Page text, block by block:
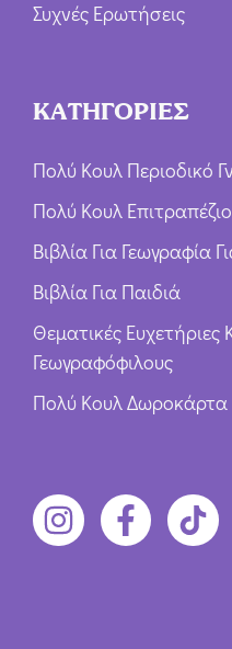
Συχνές Ερωτήσεις
ΚΑΤΗΓΟΡΙΕΣ
Πολύ Κουλ Περιοδικό
Πολύ Κουλ Επιτραπέζιο
Βιβλία Για Γεωγραφία
Βιβλία Για Παιδιά
Θεματικές Ευχετήριες
Γεωγραφόφιλους
Πολύ Κουλ Δωροκάρτα